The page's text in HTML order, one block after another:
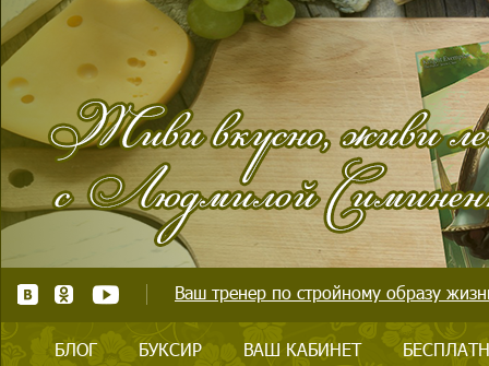
Ваш тренер по стройному образу
БЛОГ БУКСИР ВАШ КАБИНЕТ